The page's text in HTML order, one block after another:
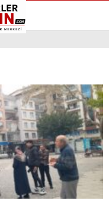
eczaneler
salonları